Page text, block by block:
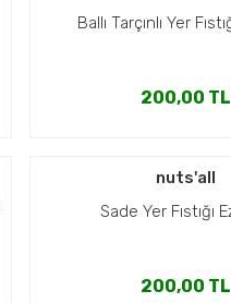
Ballı Tarçınlı Yer
200,00 TL
nuts'all
Sade Yer Fıstığı
200,00 TL